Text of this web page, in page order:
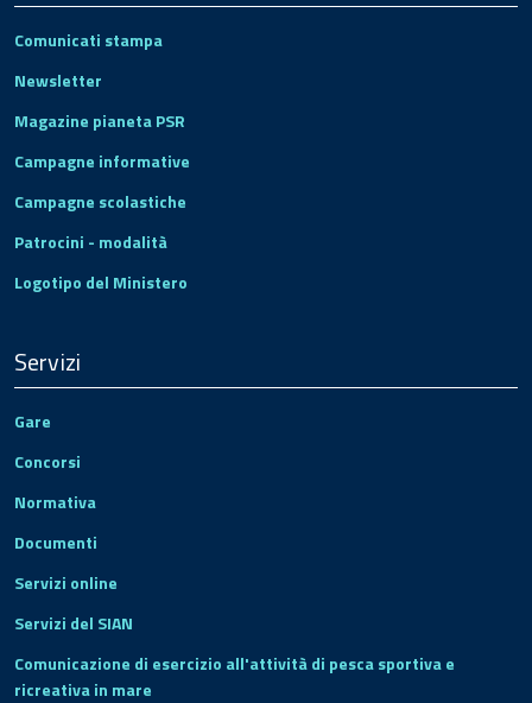
Comunicati stampa
Newsletter
Magazine pianeta PSR
Campagne informative
Campagne scolastiche
Patrocini - modalità
Logotipo del Ministero
Servizi
Gare
Concorsi
Normativa
Documenti
Servizi online
Servizi del SIAN
Comunicazione di esercizio all'attività di pesca sportiva e
ricreativa in mare